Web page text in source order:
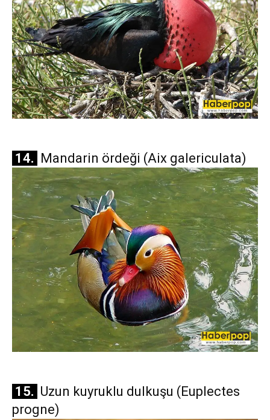
14. Mandarin ördeği (Aix galericulata)
15. Uzun kuyruklu dulkuşu (Euplectes
progne)